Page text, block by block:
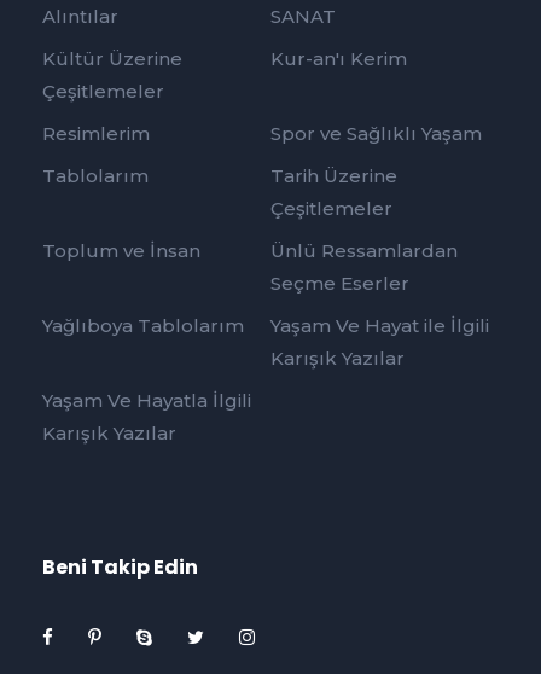
Alıntılar
SANAT
Kültür Üzerine
Çeşitlemeler
Kur-an'ı Kerim
Resimlerim
Spor ve Sağlıklı Yaşam
Tablolarım
Tarih Üzerine
Çeşitlemeler
Toplum ve İnsan
Ünlü Ressamlardan
Seçme Eserler
Yağlıboya Tablolarım
Yaşam Ve Hayat ile İlgili
Karışık Yazılar
Yaşam Ve Hayatla İlgili
Karışık Yazılar
Beni Takip Edin